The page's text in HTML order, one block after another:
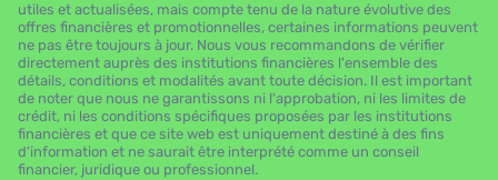
utiles et actualisées, mais compte tenu de la nature évolutive des
offres financières et promotionnelles, certaines informations peuvent
ne pas être toujours à jour. Nous vous recommandons de vérifier
directement auprès des institutions financières l'ensemble des
détails, conditions et modalités avant toute décision. Il est important
de noter que nous ne garantissons ni l'approbation, ni les limites de
crédit, ni les conditions spécifiques proposées par les institutions
financières et que ce site web est uniquement destiné à des fins
d'information et ne saurait être interprété comme un conseil
financier, juridique ou professionnel.